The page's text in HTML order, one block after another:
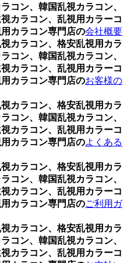
コン、韓国乱視カラコン、
カラコン、乱視用カラーコ
カラコン専門店の会社概要
カラコン、格安乱視用カラ
コン、韓国乱視カラコン、
カラコン、乱視用カラーコ
カラコン専門店のお客様の
カラコン、格安乱視用カラ
コン、韓国乱視カラコン、
カラコン、乱視用カラーコ
カラコン専門店のよくある
カラコン、格安乱視用カラ
コン、韓国乱視カラコン、
カラコン、乱視用カラーコ
カラコン専門店のご利用ガ
カラコン、格安乱視用カラ
コン、韓国乱視カラコン、
カラコン、乱視用カラーコ